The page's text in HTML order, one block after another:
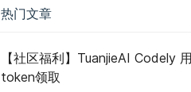
热门文章
【社区福利】TuanjieAI Codely
token领取